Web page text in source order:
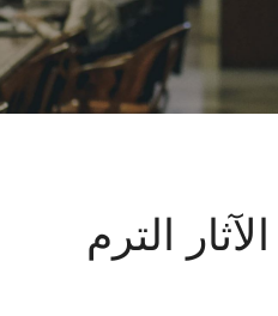
الشئون الأكاديمية
البحث العلمي
المراكز والوحدات
الترم